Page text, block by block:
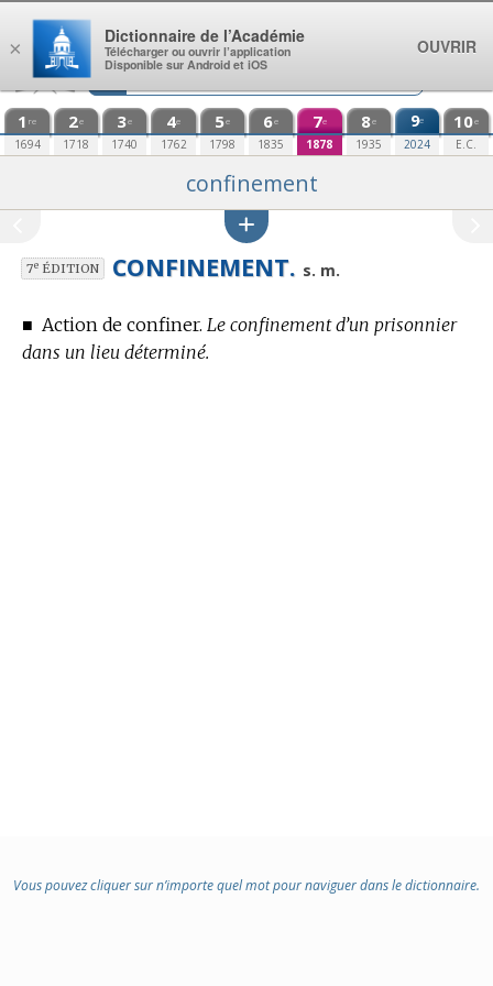
Aller au contenu
1 re
1694
2e
1718
3e
1740
4e
1762
5e
1798
6e
1835
7e
1878
8e
1935
9e
2024
10e
E.C.
confinement
7eÉDITION CONFINEMENT. s. m.
■ Action de confiner. Le confinement d’un prisonnier
dans un lieu déterminé.
Vous pouvez cliquer sur n’importe quel mot pour naviguer dans le dictionnaire.
×
Dictionnaire de l’Académie
Télécharger ou ouvrir l’application
Disponible sur Android et iOS
OUVRIR